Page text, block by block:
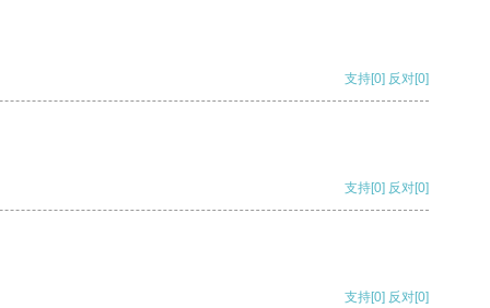
支持[0] 反对[0]
支持[0] 反对[0]
支持[0] 反对[0]